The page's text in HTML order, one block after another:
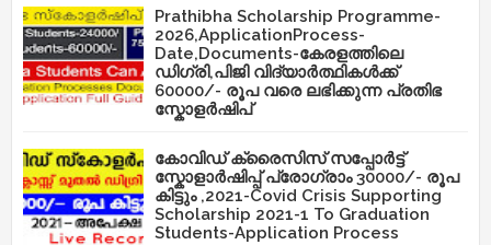
Prathibha Scholarship Programme-
2026,ApplicationProcess-
Date,Documents-കേരളത്തിലെ
ഡിഗ്രി,പിജി വിദ്യാർത്ഥികൾക്ക്
60000/- രൂപ വരെ ലഭിക്കുന്ന പ്രതിഭ
സ്കോളർഷിപ്
കോവിഡ് ക്രൈസിസ് സപ്പോർട്ട്
സ്കോളാർഷിപ്പ് പ്രോഗ്രാം 30000/- രൂപ
കിട്ടും ,2021-Covid Crisis Supporting
Scholarship 2021-1 To Graduation
Students-Application Process